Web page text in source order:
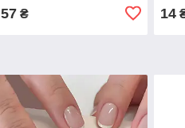
накладних нігтів та вій
57₴ 14